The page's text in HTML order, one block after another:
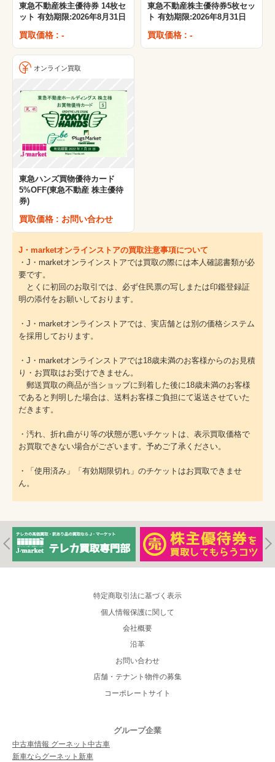
東急不動産株主優待券 14枚セ
ット 有効期限:2026年8月31日
買取価格 : -
東急不動産株主優待券5枚セッ
ト 有効期限:2026年8月31日
買取価格 : -
オンライン買取
東急ハンズ買物優待カード
5%OFF(東急不動産 株主優待
券)
買取価格 : お問い合わせ
J・marketオンラインストアの買取注意事項について
・J・marketオンラインストアでは買取の際には本人確認書類が必
要です。
とくに初回のお取引では、必ず住民票の写しまたは印鑑登録証
明の添付をお願いしております。
・J・marketオンラインストアでは、実店舗とは別の価格システム
を採用しております。
・J・marketオンラインストアでは18歳未満のお客様からのお見積
り・お買取はお受けできません。
郵送買取の商品が当ショップに到着した後に18歳未満のお客様
であると判明した場合は、送料お客様ご負担にて返送させていた
だきます。
・汚れ、折れ曲がり等の状態が悪いチケットは、表示買取価格で
お買取できない場合がございます。予めご了承ください。
・「使用済み」「有効期限切れ」のチケットはお買取できませ
ん。
特定商取引法に基づく表示
個人情報保護に関して
会社概要
沿革
お問い合わせ
店舗・テナント物件の募集
コーポレートサイト
グループ企業
中古車情報 グーネット中古車
新車ならグーネット新車